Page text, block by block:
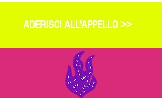
ADERISCI ALL'APPELLO >>